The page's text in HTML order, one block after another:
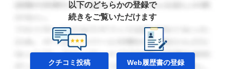
以下のどちらかの登録で
続きをご覧いただけます
クチコミ投稿 Web履歴書の登録